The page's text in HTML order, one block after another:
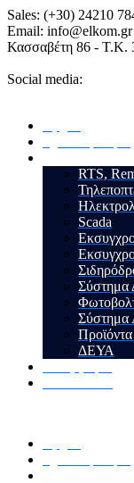
Sales: (+30) 24210
Email: info@elkom.gr
Κασσαβέτη 86 - Τ.Κ.
Social media:
RTS,
Scada
Σύστημα
Σύστημα
ΔΕΥΑ